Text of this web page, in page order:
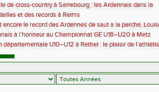
de cross-country à Sarrebourg : les Ardennais dans la
la fête !et des records à Reims
encore le record des Ardennes de saut à la perche,
championnats de France
à l’honneur au Championnat GE U18–U20 à Metz
départementale U10–U12 à Rethel : le plaisir de